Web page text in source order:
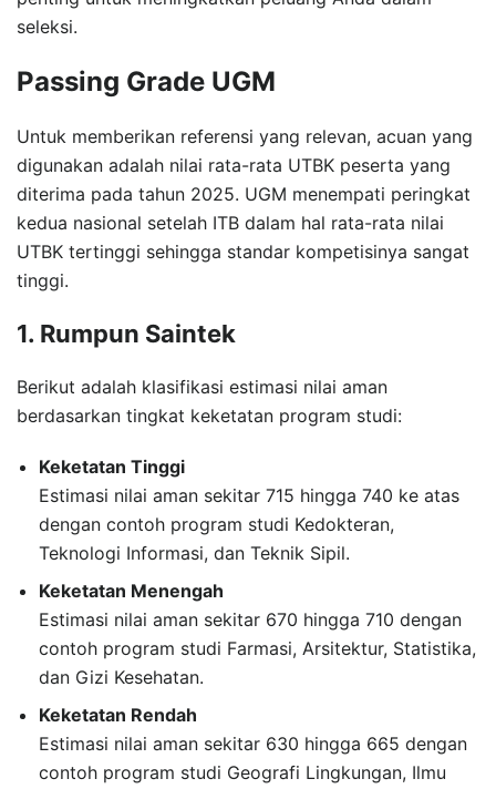
seleksi.
Passing Grade UGM
Untuk memberikan referensi yang relevan, acuan yang
digunakan adalah nilai rata-rata UTBK peserta yang
diterima pada tahun 2025. UGM menempati peringkat
kedua nasional setelah ITB dalam hal rata-rata nilai
UTBK tertinggi sehingga standar kompetisinya sangat
tinggi.
1. Rumpun Saintek
Berikut adalah klasifikasi estimasi nilai aman
berdasarkan tingkat keketatan program studi:
Keketatan Tinggi
Estimasi nilai aman sekitar 715 hingga 740 ke atas
dengan contoh program studi Kedokteran,
Teknologi Informasi, dan Teknik Sipil.
Keketatan Menengah
Estimasi nilai aman sekitar 670 hingga 710 dengan
contoh program studi Farmasi, Arsitektur, Statistika,
dan Gizi Kesehatan.
Keketatan Rendah
Estimasi nilai aman sekitar 630 hingga 665 dengan
contoh program studi Geografi Lingkungan, Ilmu